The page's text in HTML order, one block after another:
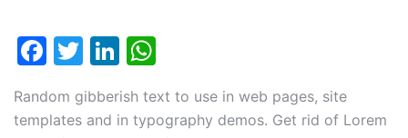
Facebook
TwitterLinkedIn
Random gibberish text to use in web pages, site
templates and in typography demos. Get rid of Lorem